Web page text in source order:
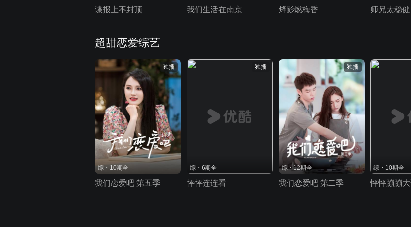
谍报上不封顶 我们生活在南京 烽影燃梅香 师兄太稳健
超甜恋爱综艺
独播
综・10期全
我们恋爱吧 第五季
独播
综・6期全
怦怦连连看
独播
综・12期全
我们恋爱吧 第二季
综・10期全
怦怦蹦蹦大